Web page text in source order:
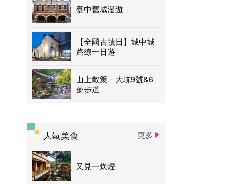
臺中舊城漫遊
【全國古蹟日】城中城
路線一日遊
山上散策－大坑9號&6
號步道
人氣美食 更多
又見一炊煙